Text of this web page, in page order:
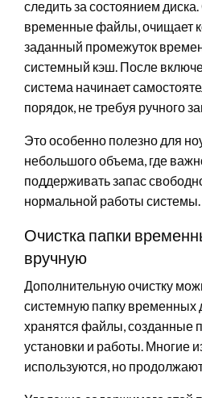
следить за состоянием
временные файлы, очищает
заданный промежуток
системный кэш. После
система начинает
порядок, не требуя ручного
Это особенно полезно для
небольшого объема, где
поддерживать запас
нормальной работы системы.
Очистка папки
вручную
Дополнительную очистку
системную папку временных
хранятся файлы, созданные
установки и работы. Многие
используются, но